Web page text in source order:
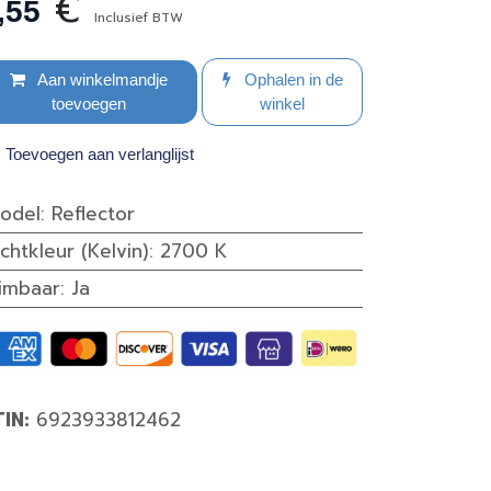
Inclusief BTW
Aan winkelmandje
toevoegen
Ophalen in de
winkel
Toevoegen aan verlanglijst
: Reflector
(Kelvin): 2700 K
: Ja
6923933812462